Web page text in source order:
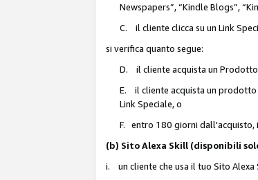
Newspapers”, “Kindle Blogs”,
C. il cliente clicca su un Link
si verifica quanto segue:
D. il cliente acquista un
E. il cliente acquista un prodotto
Link Speciale, o
F. entro 180 giorni dall'acquisto,
(b) Sito Alexa Skill (disponibili
i. un cliente che usa il tuo Sito Alexa